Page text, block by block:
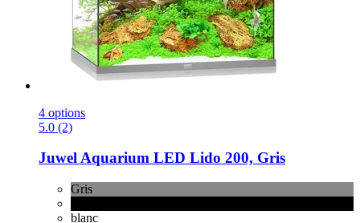
4 options
5.0 (2)
JuwelAquarium LED Lido 200, Gris
Gris
blanc